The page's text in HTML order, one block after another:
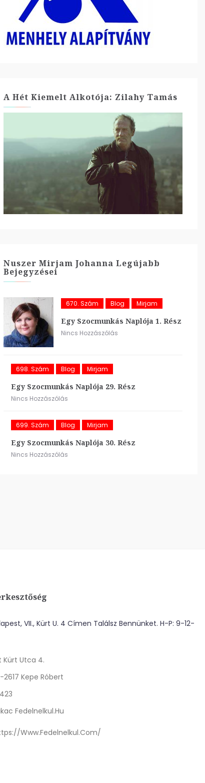
A Hét Kiemelt Alkotója: Zilahy Tamás
Nuszer Mirjam Johanna Legújabb
Bejegyzései
670. Szám Blog Mirjam
Egy Szocmunkás Naplója 1. Rész
Nincs Hozzászólás
698. Szám Blog Mirjam
Egy Szocmunkás Naplója 29. Rész
Nincs Hozzászólás
699. Szám Blog Mirjam
Egy Szocmunkás Naplója 30. Rész
Nincs Hozzászólás
VII., Kürt U. 4 Címen Találsz Bennünket. H-P: 9-12-
Kürt Utca 4.
Kepe Róbert
Fedelnelkul.hu
www.fedelnelkul.com/